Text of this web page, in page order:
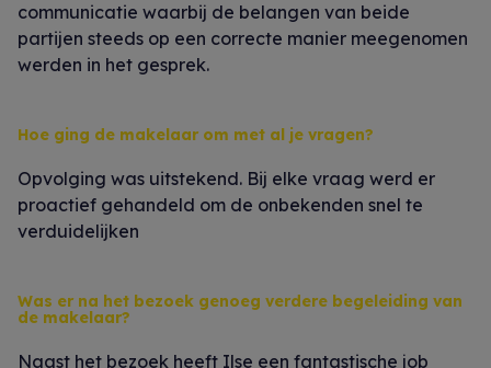
communicatie waarbij de belangen van beide
partijen steeds op een correcte manier meegenomen
werden in het gesprek.
Hoe ging de makelaar om met al je vragen?
Opvolging was uitstekend. Bij elke vraag werd er
proactief gehandeld om de onbekenden snel te
verduidelijken
Was er na het bezoek genoeg verdere begeleiding van
de makelaar?
Naast het bezoek heeft Ilse een fantastische job